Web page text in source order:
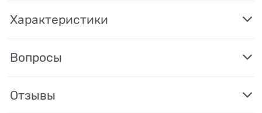
Характеристики
Вопросы
Отзывы